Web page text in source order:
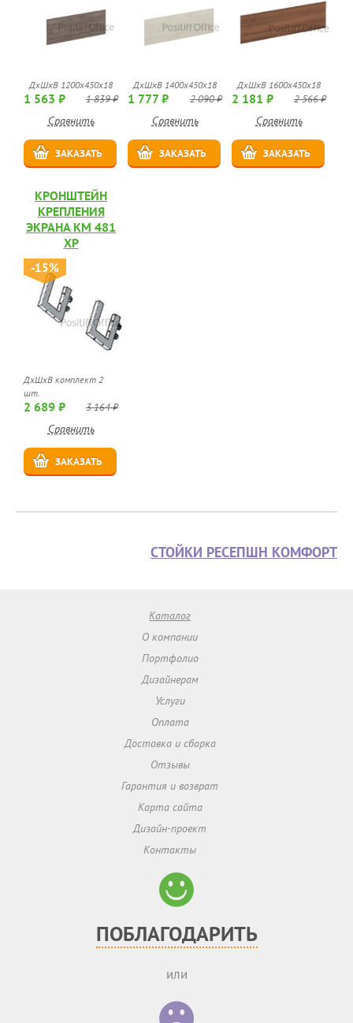
ДхШхВ 1200x450x18
1 563 ₽ 1 839 ₽
Сравнить
ЗАКАЗАТЬ
ДхШхВ 1400x450x18
1 777 ₽ 2 090 ₽
Сравнить
ЗАКАЗАТЬ
ДхШхВ 1600x450x18
2 181 ₽ 2 566 ₽
Сравнить
ЗАКАЗАТЬ
КРОНШТЕЙН
КРЕПЛЕНИЯ
ЭКРАНА КМ 481
ХР
-15%
ДхШхВ комплект 2
шт.
2 689 ₽ 3 164 ₽
Сравнить
ЗАКАЗАТЬ
СТОЙКИ РЕСЕПШН КОМФОРТ
Каталог
О компании
Портфолио
Дизайнерам
Услуги
Оплата
Доставка и сборка
Отзывы
Гарантия и возврат
Карта сайта
Дизайн-проект
Контакты
ПОБЛАГОДАРИТЬ
или